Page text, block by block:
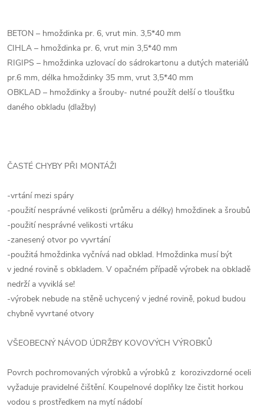
BETON – hmoždinka pr. 6, vrut min. 3,5*40 mm
CIHLA – hmoždinka pr. 6, vrut min 3,5*40 mm
RIGIPS – hmoždinka uzlovací do sádrokartonu a dutých materiálů
pr.6 mm, délka hmoždinky 35 mm, vrut 3,5*40 mm
OBKLAD – hmoždinky a šrouby- nutné použít delší o tloušťku
daného obkladu (dlažby)
ČASTÉ CHYBY PŘI MONTÁŽI
-vrtání mezi spáry
-použití nesprávné velikosti (průměru a délky) hmoždinek a šroubů
-použití nesprávné velikosti vrtáku
-zanesený otvor po vyvrtání
-použitá hmoždinka vyčnívá nad obklad. Hmoždinka musí být
v jedné rovině s obkladem. V opačném případě výrobek na obkladě
nedrží a vyviklá se!
-výrobek nebude na stěně uchycený v jedné rovině, pokud budou
chybně vyvrtané otvory
VŠEOBECNÝ NÁVOD ÚDRŽBY KOVOVÝCH VÝROBKŮ
Povrch pochromovaných výrobků a výrobků z korozivzdorné oceli
vyžaduje pravidelné čištění. Koupelnové doplňky lze čistit horkou
vodou s prostředkem na mytí nádobí